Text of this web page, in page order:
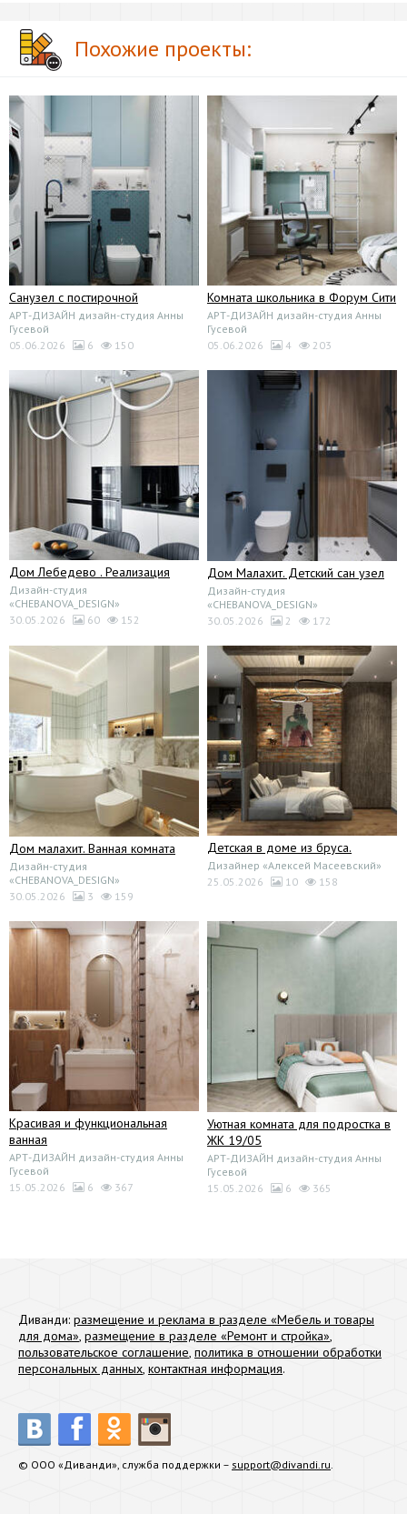
Похожие проекты:
Санузел с постирочной
АРТ-ДИЗАЙН дизайн-студия Анны
Гусевой
05.06.2026
6 150
Комната школьника в Форум Сити
АРТ-ДИЗАЙН дизайн-студия Анны
Гусевой
05.06.2026
4 203
Дом Лебедево . Реализация
Дизайн-студия
«CHEBANOVA_DESIGN»
30.05.2026
60 152
Дом Малахит. Детский сан узел
Дизайн-студия
«CHEBANOVA_DESIGN»
30.05.2026
2 172
Дом малахит. Ванная комната
Дизайн-студия
«CHEBANOVA_DESIGN»
30.05.2026
3 159
Детская в доме из бруса.
Дизайнер «Алексей Масеевский»
25.05.2026
10 158
Красивая и функциональная
ванная
АРТ-ДИЗАЙН дизайн-студия Анны
Гусевой
15.05.2026
6 367
Уютная комната для подростка в
ЖК 19/05
АРТ-ДИЗАЙН дизайн-студия Анны
Гусевой
15.05.2026
6 365
Диванди: размещение и реклама в разделе «Мебель и товары
для дома», размещение в разделе «Ремонт и стройка»,
пользовательское соглашение, политика в отношении обработки
персональных данных, контактная информация.
© ООО «Диванди», служба поддержки – support@divandi.ru.